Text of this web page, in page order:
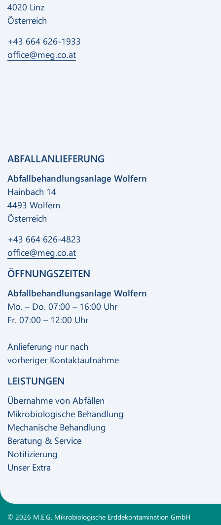
4020 Linz
Österreich
+43 664 626-1933
office@meg.co.at
ABFALLANLIEFERUNG
Abfallbehandlungsanlage Wolfern
Hainbach 14
4493 Wolfern
Österreich
+43 664 626-4823
office@meg.co.at
ÖFFNUNGSZEITEN
Abfallbehandlungsanlage Wolfern
Mo. – Do. 07:00 – 16:00 Uhr
Fr. 07:00 – 12:00 Uhr
Anlieferung nur nach
vorheriger Kontaktaufnahme
LEISTUNGEN
Übernahme von Abfällen
Mikrobiologische Behandlung
Mechanische Behandlung
Beratung & Service
Notifizierung
Unser Extra
© 2026 M.E.G. Mikrobiologische Erddekontamination GmbH